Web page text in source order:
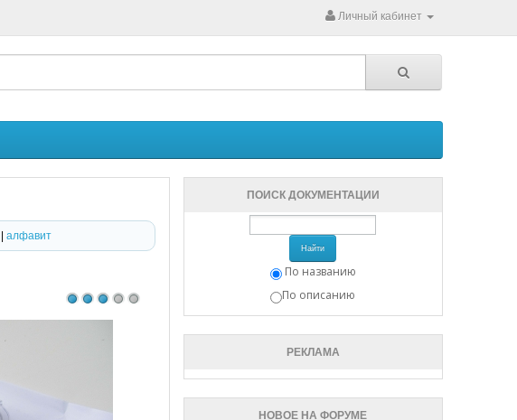
Личный кабинет
алфавит
ПОИСК ДОКУМЕНТАЦИИ
Найти
По названию
По описанию
РЕКЛАМА
НОВОЕ НА ФОРУМЕ